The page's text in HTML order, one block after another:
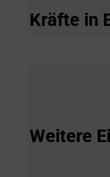
Kräfte in
Weitere